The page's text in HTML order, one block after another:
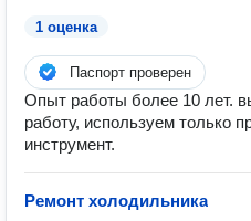
1 оценка
Паспорт проверен
Опыт работы более 10 лет.
работу, используем только
инструмент.
Ремонт холодильника